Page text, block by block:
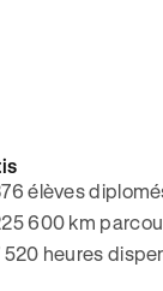
⭐️
élèves
600 km
520 heures